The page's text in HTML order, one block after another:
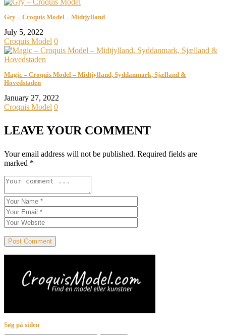
Gry – Croquis Model – Midtjylland
July 5, 2022
Croquis Model 0
Magic – Croquis Model – Midtjylland, Syddanmark, Sjælland &
Hovedstaden
January 27, 2022
Croquis Model 0
LEAVE YOUR COMMENT
Your email address will not be published. Required fields are
marked *
Søg på siden